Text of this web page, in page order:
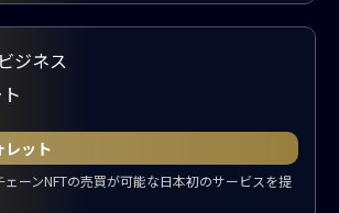
ジネス
ット
ーンNFTの売買が可能な日本初のサービスを提